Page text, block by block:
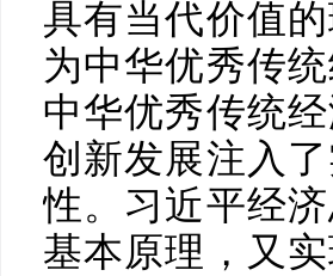
具有当代价值
为中华优秀传
中华优秀传统
创新发展注入
性。习近平经
基本原理，又